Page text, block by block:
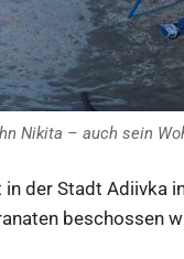
Nikita – auch sein
der Stadt Adiivka
beschossen